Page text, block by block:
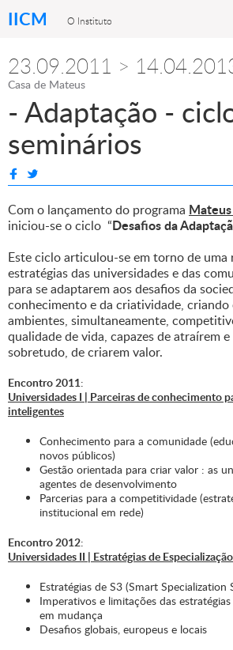
IICM O Instituto
23.09.2011 >
Casa de Mateus
- Adaptação -
seminários
Com o lançamento do programa
iniciou-se o ciclo “Desafios da
Este ciclo articulou-se em torno de uma
estratégias das universidades e das
para se adaptarem aos desafios da
conhecimento e da criatividade, criando
ambientes, simultaneamente,
qualidade de vida, capazes de atraírem
sobretudo, de criarem valor.
Encontro 2011:
Universidades I | Parceiras de conhecimento
inteligentes
Conhecimento para a comunidade
novos públicos)
Gestão orientada para criar valor : as
agentes de desenvolvimento
Parcerias para a competitividade
institucional em rede)
Encontro 2012:
Universidades II | Estratégias de
Estratégias de S3 (Smart Specialization
Imperativos e limitações das
em mudança
Desafios globais, europeus e locais